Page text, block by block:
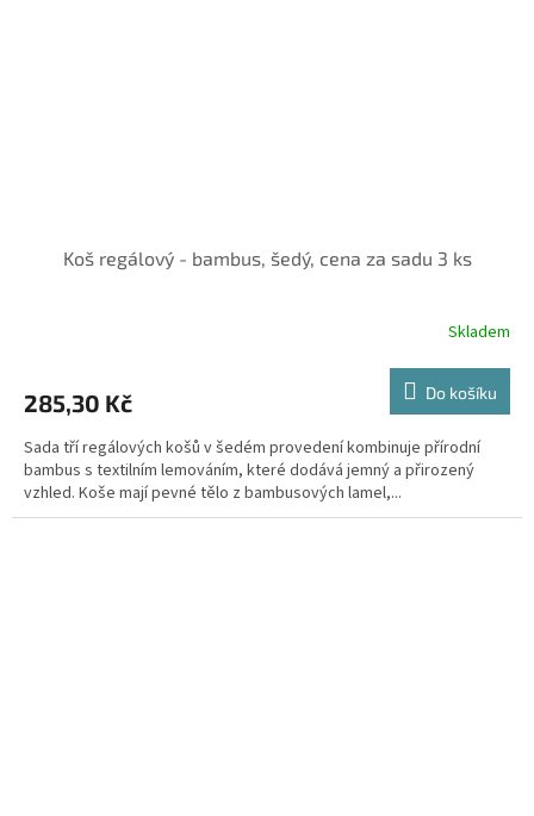
Koš regálový - bambus, šedý, cena za sadu 3 ks
Skladem
285,30 Kč Do košíku
Sada tří regálových košů v šedém provedení kombinuje přírodní
bambus s textilním lemováním, které dodává jemný a přirozený
vzhled. Koše mají pevné tělo z bambusových lamel,...